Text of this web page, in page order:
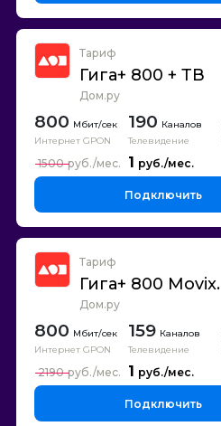
Тариф
Гига+ 800 + ТВ
Дом.ру
800
Интернет GPON
190 Каналов
Телевидение
1
1500
Подключить
Тариф
Гига+ 800
Дом.ру
800
Интернет GPON
159 Каналов
Телевидение
1
2190
Подключить